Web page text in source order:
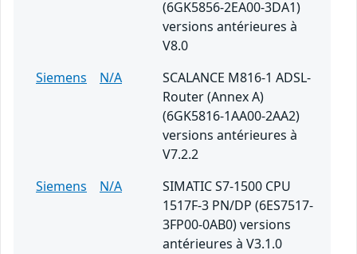
(6GK5856-2EA00-3DA1)
versions antérieures à
V8.0
Siemens
N/A
SCALANCE M816-1 ADSL-
Router (Annex A)
(6GK5816-1AA00-2AA2)
versions antérieures à
V7.2.2
Siemens
N/A
SIMATIC S7-1500 CPU
1517F-3 PN/DP (6ES7517-
3FP00-0AB0) versions
antérieures à V3.1.0